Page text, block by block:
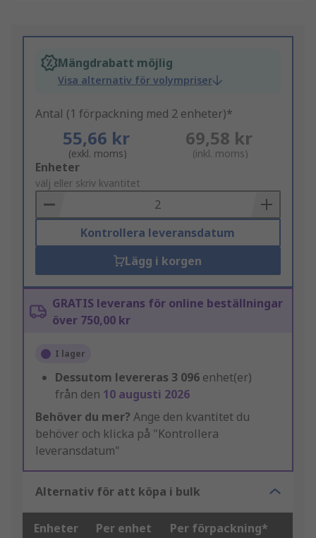
Mängdrabatt möjlig
Visa alternativ för volympriser
Antal (1 förpackning med 2 enheter)*
55,66 kr
(exkl. moms)
69,58 kr
(inkl. moms)
Add
to
Basket
Enheter
välj eller skriv kvantitet
Kontrollera leveransdatum
Lägg i korgen
GRATIS leverans för online beställningar
över 750,00 kr
I lager
Dessutom levereras 3 096 enhet(er)
från den 10 augusti 2026
Behöver du mer? Ange den kvantitet du
behöver och klicka på "Kontrollera
leveransdatum"
Alternativ för att köpa i bulk
Enheter Per enhet Per förpackning*